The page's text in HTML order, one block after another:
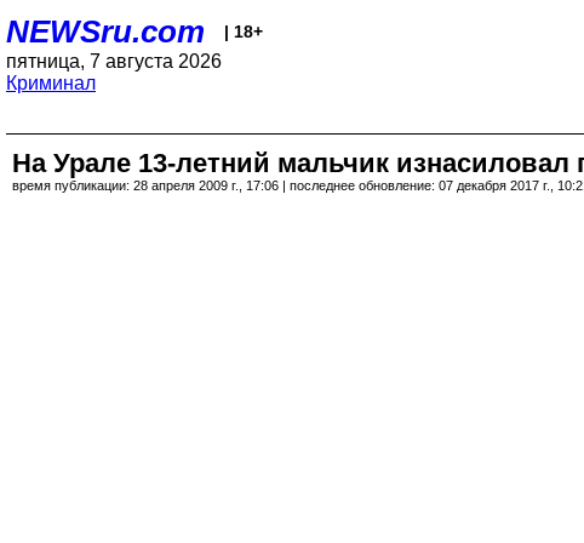
NEWSru.com | 18+
пятница, 7 августа 2026
Криминал
На Урале 13-летний мальчик
время публикации: 28 апреля 2009 г., 17:06 | последнее обновление: 07 декабря 2017 г.,